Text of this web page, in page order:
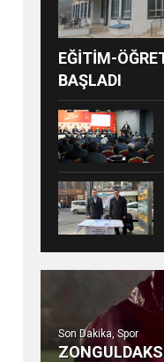
EĞİTİM-
BAŞLADI
Son Dakika, Spor